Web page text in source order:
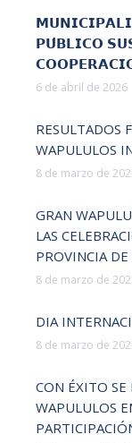
𝗣𝗨́𝗕𝗟𝗜𝗖𝗢
6 de abril de 2026
RESULTADOS
WAPULULOS
8 de marzo de
GRAN
LAS
PROVINCIA
8 de marzo de
DIA
8 de marzo de
CON ÉXITO SE
WAPULULOS